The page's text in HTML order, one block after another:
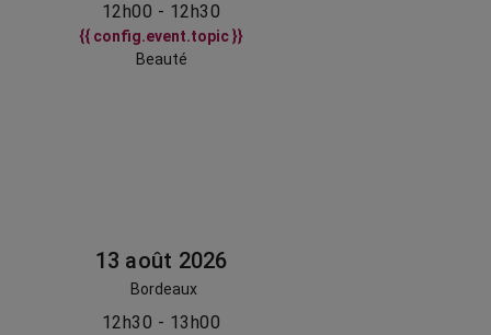
12h00 - 12h30
{{ config.event.topic }}
Beauté
13 août 2026
Bordeaux
12h30 - 13h00